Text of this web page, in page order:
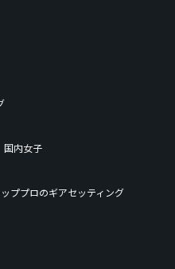
国内女子
ッププロのギアセッティング